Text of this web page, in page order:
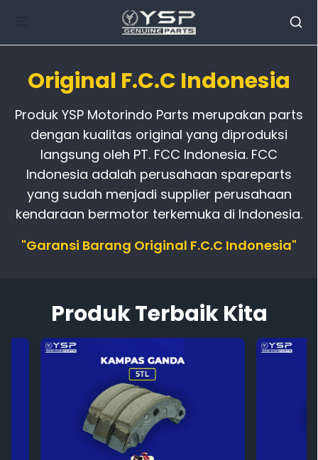
Original F.C.C Indonesia
Produk YSP Motorindo Parts merupakan parts
dengan kualitas original yang diproduksi
langsung oleh PT. FCC Indonesia. FCC
Indonesia adalah perusahaan spareparts
yang sudah menjadi supplier perusahaan
kendaraan bermotor terkemuka di Indonesia.
"Garansi Barang Original F.C.C Indonesia"
Produk Terbaik Kita